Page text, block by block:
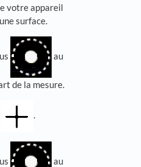
votre appareil
surface.
au
de la mesure.
.
au